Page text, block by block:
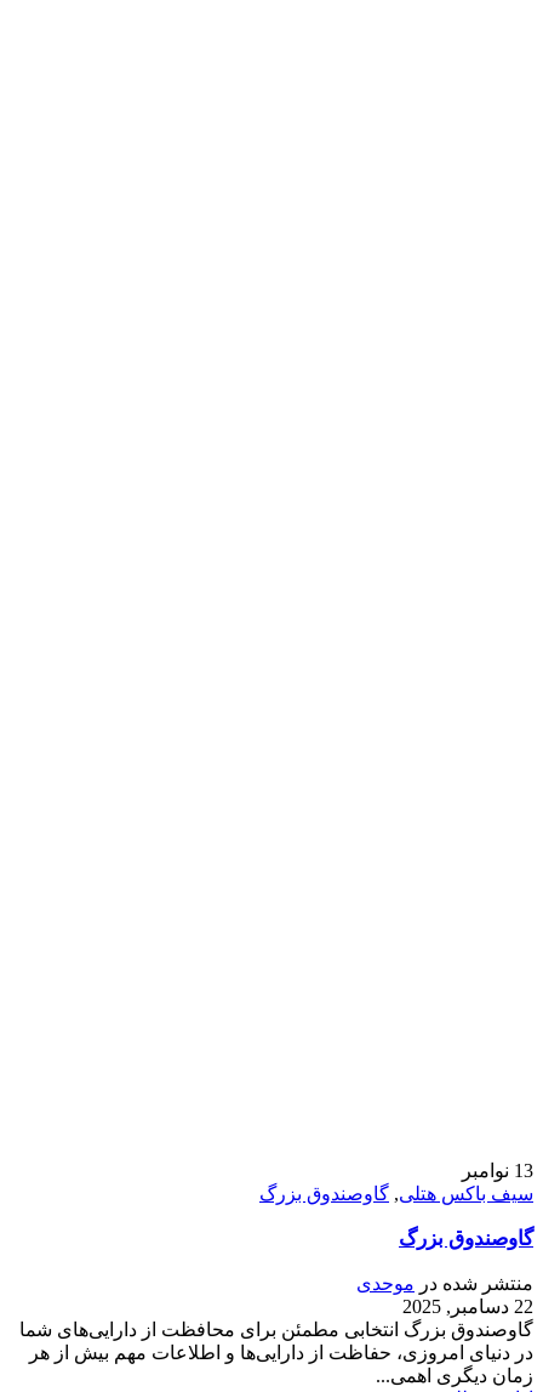
13 نوامبر
سیف باکس هتلی, گاوصندوق بزرگ
گاوصندوق بزرگ
منتشر شده در موحدی
22 دسامبر, 2025
گاوصندوق بزرگ انتخابی مطمئن برای محافظت از دارایی‌های شما
در دنیای امروزی، حفاظت از دارایی‌ها و اطلاعات مهم بیش از هر
زمان دیگری اهمی...